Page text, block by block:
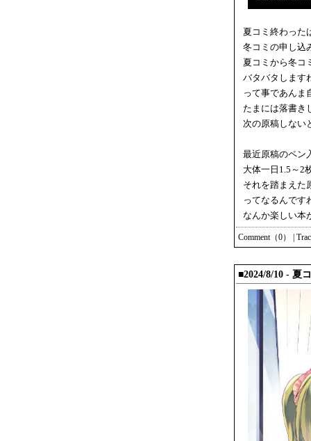
夏コミ終わった
冬コミの申し込
夏コミから冬コ
バタバタしま
って事であんま
たまには落書き
次の原稿しない
最近原稿のペン
大体一日1.5～2
それを踏まえた
ってなるんで
なんか楽しい本
Comment（0）
■2024/8/10 - 夏